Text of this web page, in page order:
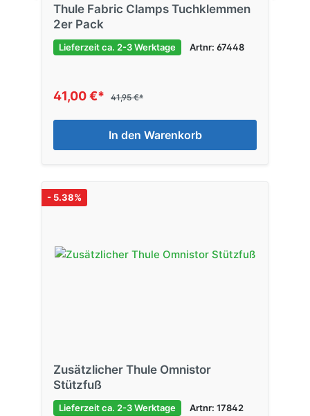
Thule Fabric Clamps Tuchklemmen
2er Pack
Lieferzeit ca. 2-3 Werktage Artnr: 67448
41,00 €* 41,95 €*
In den Warenkorb
- 5.38%
Zusätzlicher Thule Omnistor
Stützfuß
Lieferzeit ca. 2-3 Werktage Artnr: 17842